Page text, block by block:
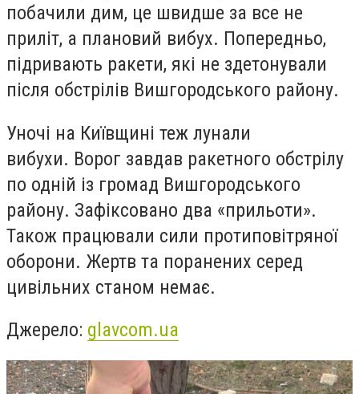
побачили дим, це швидше за все не
приліт, а плановий вибух. Попередньо,
підривають ракети, які не здетонували
після обстрілів Вишгородського району.
Уночі на Київщині теж лунали
вибухи. Ворог завдав ракетного обстрілу
по одній із громад Вишгородського
району. Зафіксовано два «прильоти».
Також працювали сили протиповітряної
оборони. Жертв та поранених серед
цивільних станом немає.
Джерело: glavcom.ua